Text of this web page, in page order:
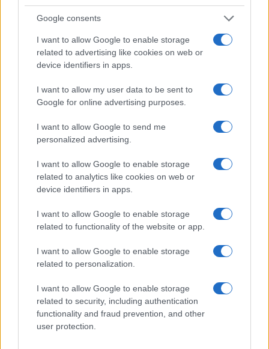
Google consents
I want to allow Google to enable storage
related to advertising like cookies on web or
device identifiers in apps.
I want to allow my user data to be sent to
Google for online advertising purposes.
I want to allow Google to send me
personalized advertising.
I want to allow Google to enable storage
related to analytics like cookies on web or
device identifiers in apps.
I want to allow Google to enable storage
related to functionality of the website or app.
I want to allow Google to enable storage
related to personalization.
I want to allow Google to enable storage
related to security, including authentication
functionality and fraud prevention, and other
user protection.
AUTORE
Redazione